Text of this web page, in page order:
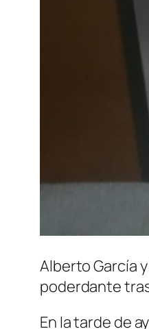
Alberto García
poderdante
En la tarde de